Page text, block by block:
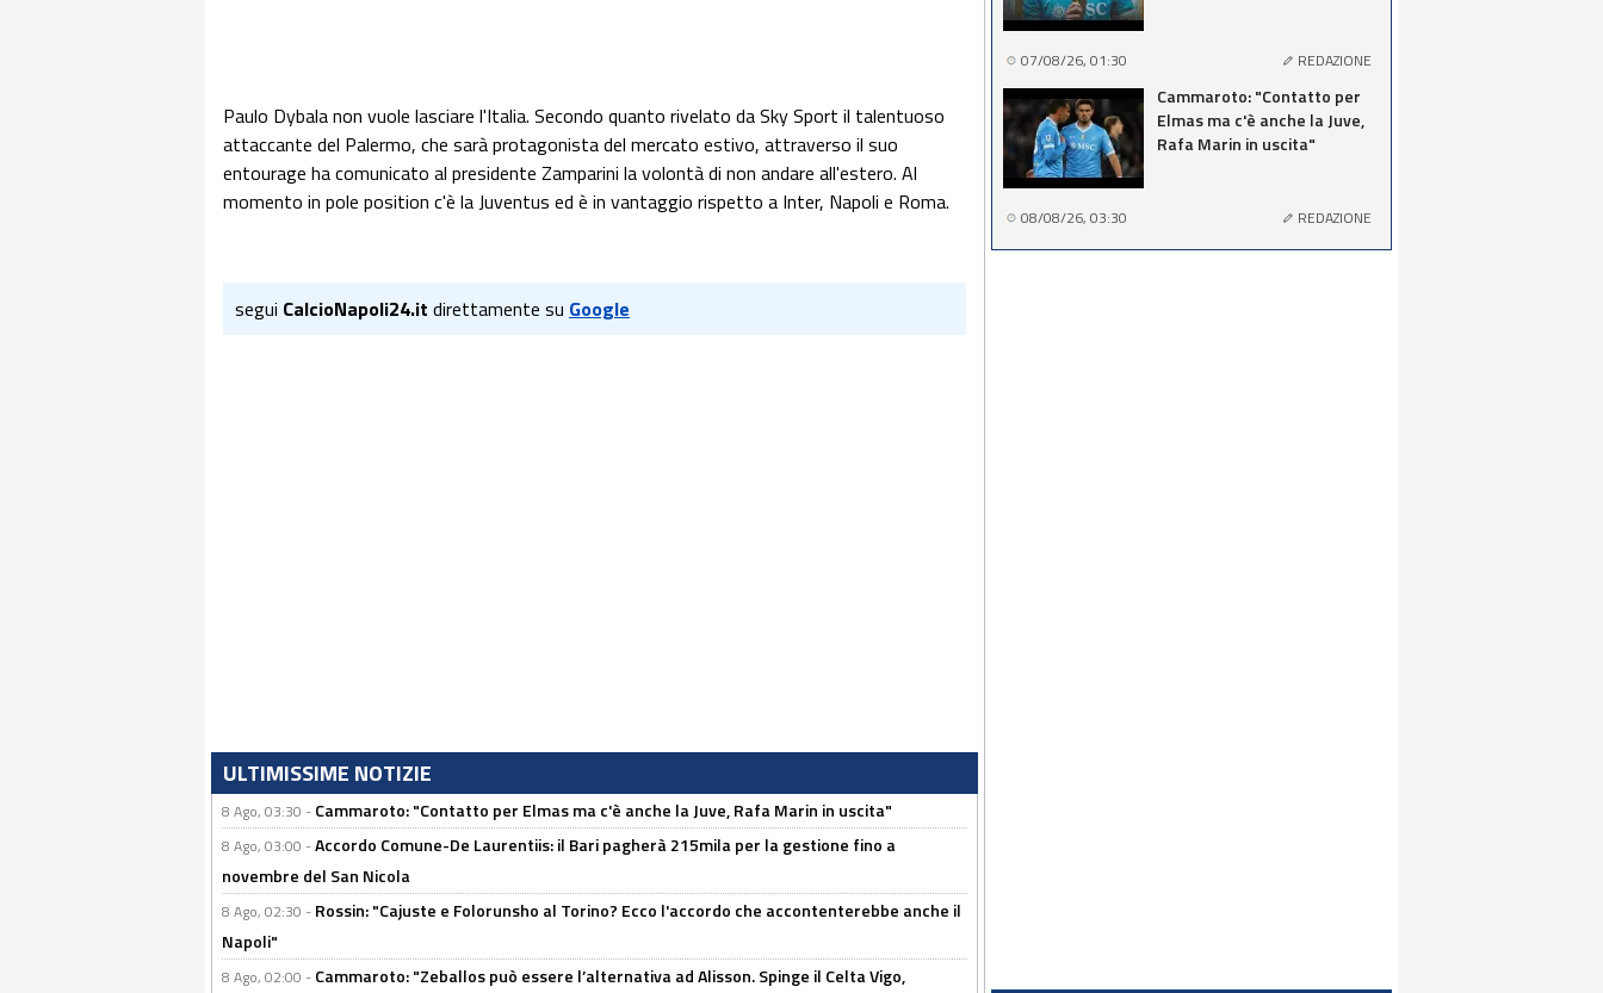
Paulo Dybala non vuole lasciare l'Italia. Secondo quanto rivelato da Sky Sport il talentuoso
attaccante del Palermo, che sarà protagonista del mercato estivo, attraverso il suo
entourage ha comunicato al presidente Zamparini la volontà di non andare all'estero. Al
momento in pole position c'è la Juventus ed è in vantaggio rispetto a Inter, Napoli e Roma.
segui CalcioNapoli24.it direttamente su Google
ULTIMISSIME NOTIZIE
8 Ago, 03:30 - Cammaroto: "Contatto per Elmas ma c'è anche la Juve, Rafa Marin in uscita"
8 Ago, 03:00 -Accordo Comune-De Laurentiis: il Bari pagherà 215mila per la gestione fino a
novembre del San Nicola
8 Ago, 02:30 - Rossin: "Cajuste e Folorunsho al Torino? Ecco l'accordo che accontenterebbe anche il
Napoli"
8 Ago, 02:00 - Cammaroto: "Zeballos può essere l’alternativa ad Alisson. Spinge il Celta Vigo,
07/08/26, 01:30 REDAZIONE
Cammaroto: "Contatto per
Elmas ma c'è anche la Juve,
Rafa Marin in uscita"
08/08/26, 03:30 REDAZIONE